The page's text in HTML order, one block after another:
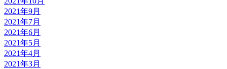
2021年9月
2021年7月
2021年6月
2021年5月
2021年4月
2021年3月